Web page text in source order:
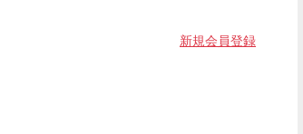
新規会員登録